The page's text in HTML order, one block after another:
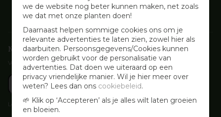
we de website nog beter kunnen maken, net zoals
we dat met onze planten doen!
Daarnaast helpen sommige cookies ons om je
relevante advertenties te laten zien, zowel hier als
daarbuiten. Persoonsgegevens/Cookies kunnen
worden gebruikt voor de personalisatie van
advertenties. Dat doen we uiteraard op een
privacy vriendelijke manier. Wil je hier meer over
weten? Lees dan ons cookiebeleid.
🌱 Klik op ‘Accepteren’ als je alles wilt laten groeien
en bloeien.
Nieuwsbrief aanmelden
Voor wekelijkse aanbiedingen, activiteiten en inspirerende tips
Lees onzePrivacyverklaring